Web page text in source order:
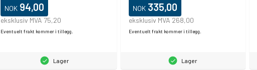
NOK 94,00
eksklusiv MVA 75,20
Eventuelt frakt kommer i tillegg.
Lager
NOK 335,00
eksklusiv MVA 268,00
Eventuelt frakt kommer i tillegg.
Lager